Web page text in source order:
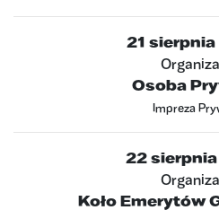
21 sierpnia
Osoba
Impreza
22
Koło Emerytów